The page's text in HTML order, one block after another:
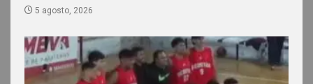
5 agosto, 2026